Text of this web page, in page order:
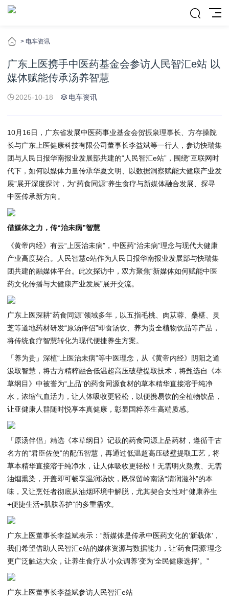
> 电车资讯
广东上医携手中医药基金会参访人民智汇e站 以
媒体赋能传承汤养智慧
2025-10-18 电车资讯
10月16日，广东省发展中医药事业基金会贺振泉理事长、方存操院
长与广东上医健康科技有限公司董事长李益斌等一行人，参访快瑞集
团与人民日报华南报业发展部共建的“人民智汇e站”，围绕“互联网时
代下，如何以媒体力量传承华夏文明、以数据洞察赋能大健康产业发
展”展开深度探讨，为“药食同源”养生食疗与新媒体融合发展、探寻
中医传承新方向。
借媒体之力，传“治未病”智慧
《黄帝内经》有云“上医治未病”，中医药“治未病”理念与现代大健康
产业高度契合。人民智慧e站作为人民日报华南报业发展部与快瑞集
团共建的融媒体平台。此次探访中，双方聚焦“新媒体如何赋能中医
药文化传播与大健康产业发展”展开交流。
广东上医深耕“药食同源”领域多年，以五指毛桃、肉苁蓉、桑椹、灵
芝等道地药材研发“原汤伴侣”即食汤饮、养为贵全植物饮品等产品，
将传统食疗智慧转化为现代便捷养生方案。
「养为贵」深植“上医治未病”等中医理念，从《黄帝内经》阴阳之道
汲取智慧，将古方精粹融合低温超高压破壁提取技术，将甄选自《本
草纲目》中被誉为“上品”的药食同源食材的草本精华直接溶于纯净
水，浓缩气血活力，让人体吸收更轻松，以便携易饮的全植物饮品，
让亚健康人群随时悦享本真健康，彰显国粹养生高端质感。
「原汤伴侣」精选《本草纲目》记载的药食同源上品药材，遵循千古
名方的“君臣佐使”的配伍智慧，再通过低温超高压破壁提取工艺，将
草本精华直接溶于纯净水，让人体吸收更轻松！无需明火熬煮、无需
油烟熏染，开盖即可畅享温润汤饮，既保留岭南汤“清润滋补”的本
味，又让烹饪者彻底从油烟环境中解脱，尤其契合女性对“健康养生
+便捷生活+肌肤养护”的多重需求。
广东上医董事长李益斌表示：“新媒体是传承中医药文化的‘新载体’，
我们希望借助人民智汇e站的媒体资源与数据能力，让‘药食同源’理念
更广泛触达大众，让养生食疗从‘小众调养’变为‘全民健康选择’。”
广东上医董事长李益斌参访人民智汇e站